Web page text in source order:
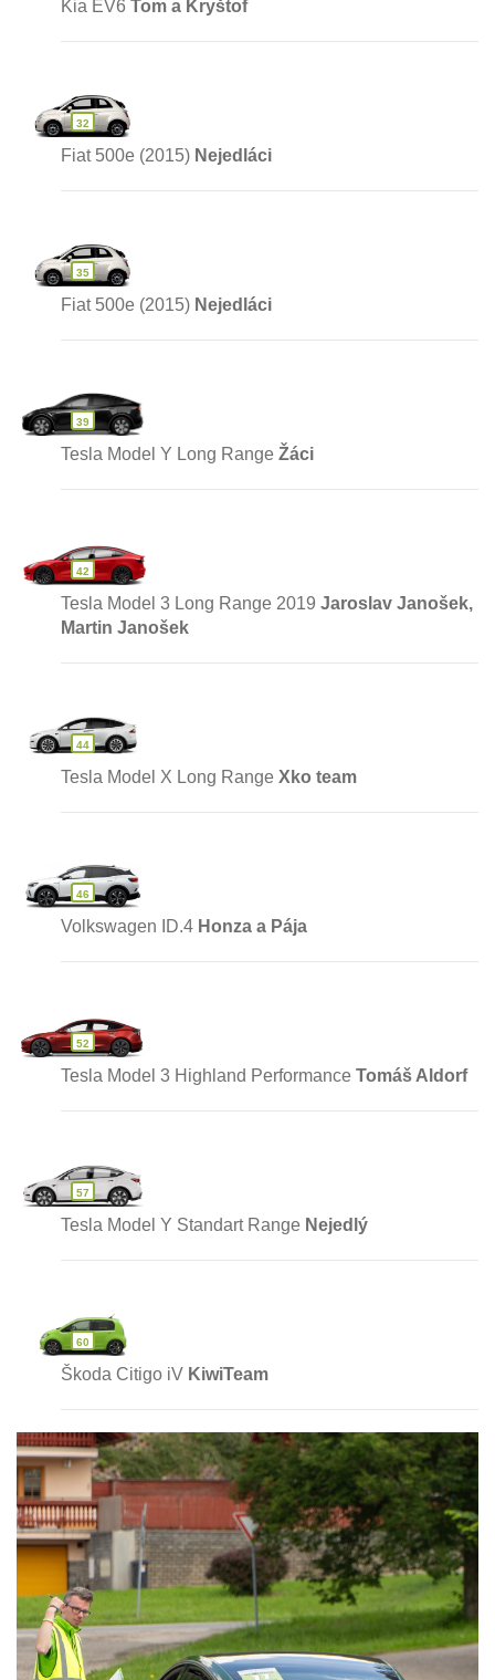
Kia EV6 Tom a Kryštof
32
Fiat 500e (2015) Nejedláci
35
Fiat 500e (2015) Nejedláci
39
Tesla Model Y Long Range Žáci
42
Tesla Model 3 Long Range 2019 Jaroslav Janošek,
Martin Janošek
44
Tesla Model X Long Range Xko team
46
Volkswagen ID.4 Honza a Pája
52
Tesla Model 3 Highland Performance Tomáš Aldorf
57
Tesla Model Y Standart Range Nejedlý
60
Škoda Citigo iV KiwiTeam